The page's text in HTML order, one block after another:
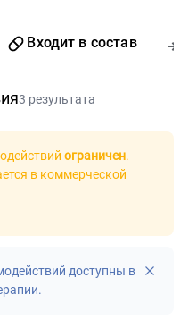
Входит в состав
3 результата
ограничен.
в коммерческой
доступны в
.